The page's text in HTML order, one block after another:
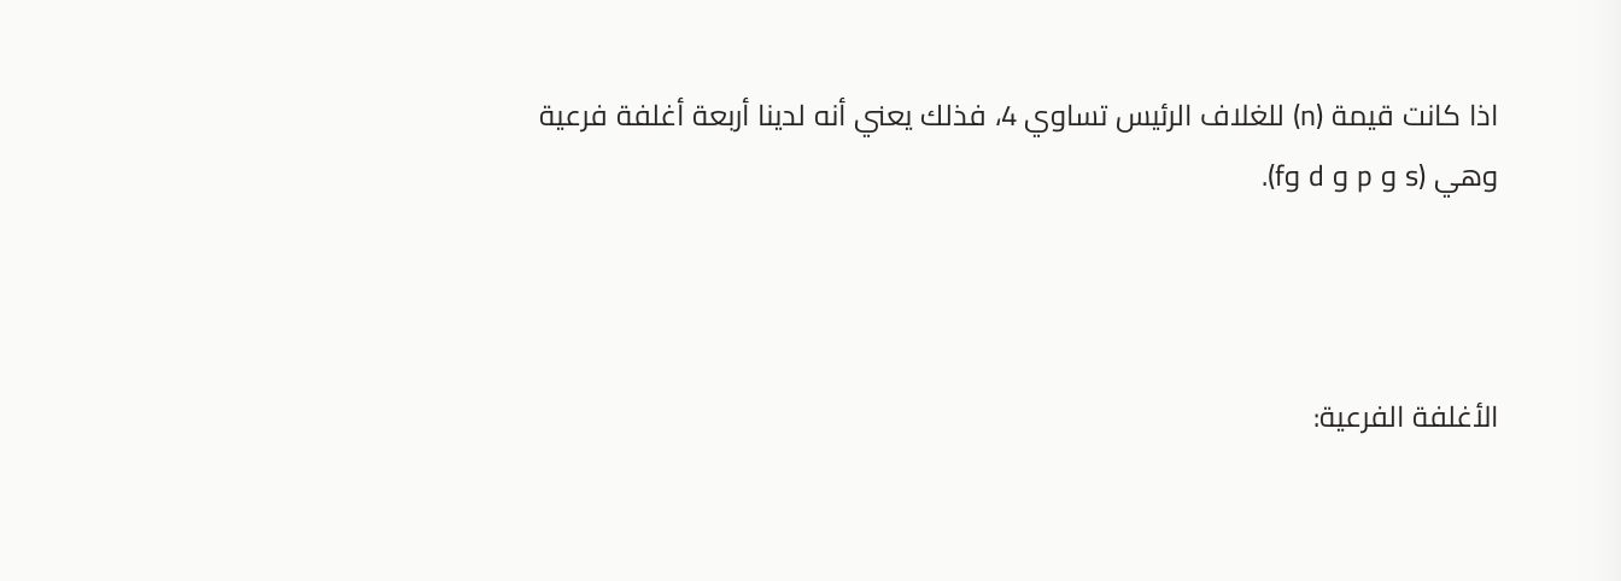
اذا كانت قيمة (n) للغلاف الرئيس تساوي 4، فذلك يعني أنه لدينا أربعة أغلفة فرعية
وهي (s و p و d وf).
الأغلفة الفرعية: